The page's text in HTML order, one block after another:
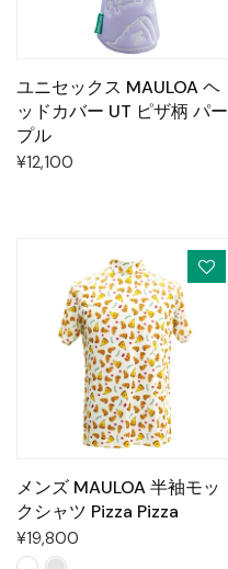
ユニセックス MAULOA ヘ
ッドカバー UT ピザ柄 パー
プル
¥12,100
メンズ MAULOA 半袖モッ
クシャツ Pizza Pizza
¥19,800